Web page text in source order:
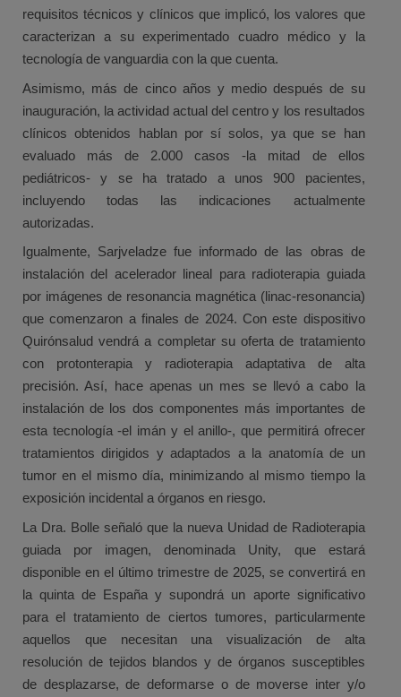
requisitos técnicos y clínicos que implicó, los valores que
caracterizan a su experimentado cuadro médico y la
tecnología de vanguardia con la que cuenta.
Asimismo, más de cinco años y medio después de su
inauguración, la actividad actual del centro y los resultados
clínicos obtenidos hablan por sí solos, ya que se han
evaluado más de 2.000 casos -la mitad de ellos
pediátricos- y se ha tratado a unos 900 pacientes,
incluyendo todas las indicaciones actualmente
autorizadas.
Igualmente, Sarjveladze fue informado de las obras de
instalación del acelerador lineal para radioterapia guiada
por imágenes de resonancia magnética (linac-resonancia)
que comenzaron a finales de 2024. Con este dispositivo
Quirónsalud vendrá a completar su oferta de tratamiento
con protonterapia y radioterapia adaptativa de alta
precisión. Así, hace apenas un mes se llevó a cabo la
instalación de los dos componentes más importantes de
esta tecnología -el imán y el anillo-, que permitirá ofrecer
tratamientos dirigidos y adaptados a la anatomía de un
tumor en el mismo día, minimizando al mismo tiempo la
exposición incidental a órganos en riesgo.
La Dra. Bolle señaló que la nueva Unidad de Radioterapia
guiada por imagen, denominada Unity, que estará
disponible en el último trimestre de 2025, se convertirá en
la quinta de España y supondrá un aporte significativo
para el tratamiento de ciertos tumores, particularmente
aquellos que necesitan una visualización de alta
resolución de tejidos blandos y de órganos susceptibles
de desplazarse, de deformarse o de moverse inter y/o